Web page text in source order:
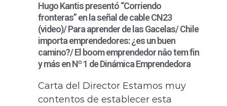
Hugo Kantis presentó “Corriendo
fronteras” en la señal de cable CN23
(video)/ Para aprender de las Gacelas/ Chile
importa emprendedores: ¿es un buen
camino?/ El boom emprendedor nâo tem fin
y más en Nº 1 de Dinámica Emprendedora
Carta del Director Estamos muy
contentos de establecer esta